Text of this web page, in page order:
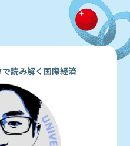
読み解く国際経済